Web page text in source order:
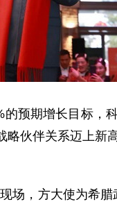
预期增长目标，
伙伴关系迈上新
场，方大使为希